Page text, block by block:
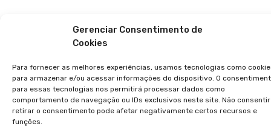
Gerenciar Consentimento de
Cookies
Para fornecer as melhores experiências, usamos tecnologias como
para armazenar e/ou acessar informações do dispositivo. O
para essas tecnologias nos permitirá processar dados como
comportamento de navegação ou IDs exclusivos neste site. Não
retirar o consentimento pode afetar negativamente certos recursos e
funções.